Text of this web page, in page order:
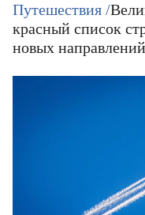
Путешествия /
красный список
новых направлений